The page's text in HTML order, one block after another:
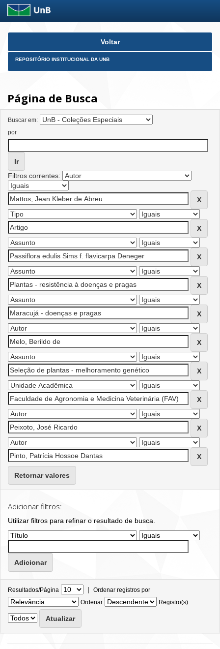
Skip
Voltar
REPOSITÓRIO INSTITUCIONAL DA UNB
Página de Busca
Buscar em:
por
Filtros correntes:
Retornar valores
Adicionar filtros:
Utilizar filtros para refinar o resultado de busca.
Resultados/Página | Ordenar registros por
Ordenar
Registro(s)